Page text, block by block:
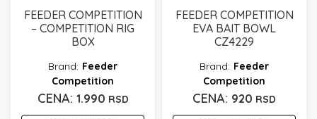
FEEDER COMPETITION
– COMPETITION RIG
BOX
Feeder
Competition
1.990 RSD
FEEDER COMPETITION
EVA BAIT BOWL
CZ4229
Feeder
Competition
920 RSD